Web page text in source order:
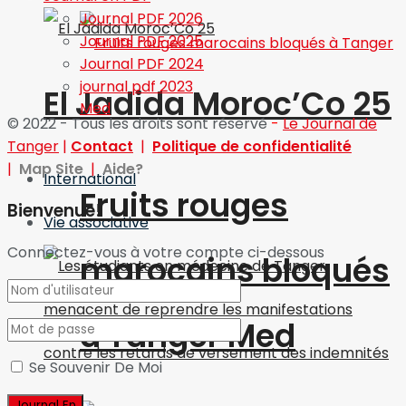
El Jadida Moroc’Co 25
International
Vie associative
Fruits rouges
marocains bloqués
à Tanger Med
Journal PDF 2026
Journal PDF 2025
Journal PDF 2024
journal pdf 2023
© 2022 - Tous les droits sont réservé-Le Journal de
Tanger | Contact | Politique de confidentialité
| Map Site |Aide?
Bienvenue!
Connectez-vous à votre compte ci-dessous
Se Souvenir De Moi